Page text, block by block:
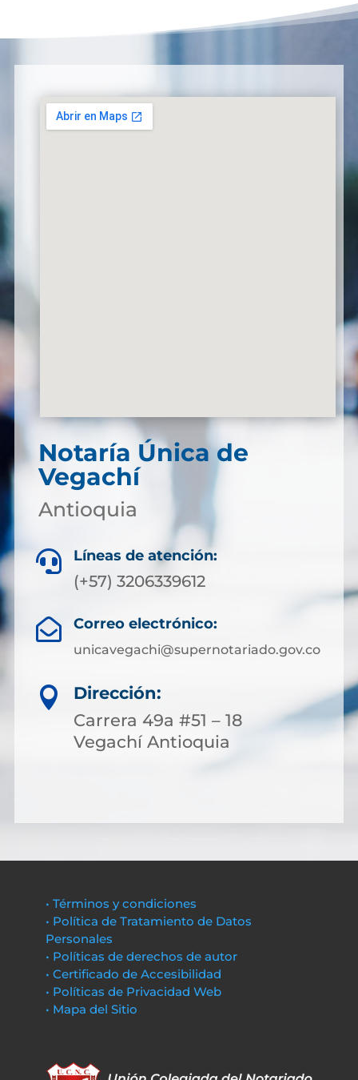
Notaría Única de
Vegachí
Antioquia
 Líneas de atención:
(+57) 3206339612
 Correo electrónico:
unicavegachi@supernotariado.gov.co

Dirección:
Carrera 49a #51 – 18
Vegachí Antioquia
• Términos y condiciones
• Política de Tratamiento de Datos
Personales
• Políticas de derechos de autor
• Certificado de Accesibilidad
• Políticas de Privacidad Web
• Mapa del Sitio